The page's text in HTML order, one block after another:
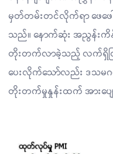
မှတ်တမ်းတင်လိုက်ရာ ဖေဖေ
သည်။ နောက်ဆုံး အညွန်းကိန်
တိုးတက်လာခဲ့သည့် လက်ရှိ
ပေးလိုက်သော်လည်း ဒသမဂဏ
တိုးတက်မှုနှုန်းထက် အားပျေ